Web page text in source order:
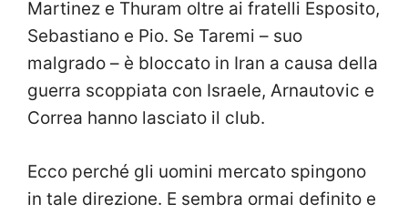
Martinez e Thuram oltre ai fratelli Esposito,
Sebastiano e Pio. Se Taremi – suo
malgrado – è bloccato in Iran a causa della
guerra scoppiata con Israele, Arnautovic e
Correa hanno lasciato il club.
Ecco perché gli uomini mercato spingono
in tale direzione. E sembra ormai definito e